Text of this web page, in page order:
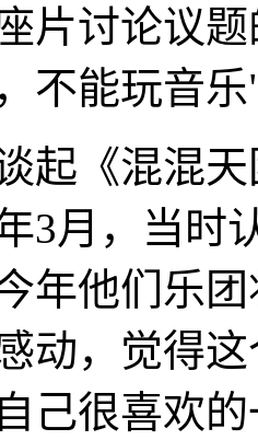
片讨论议
不能玩音
《混混天
3月，当时
年他们乐
动，觉得
己很喜欢